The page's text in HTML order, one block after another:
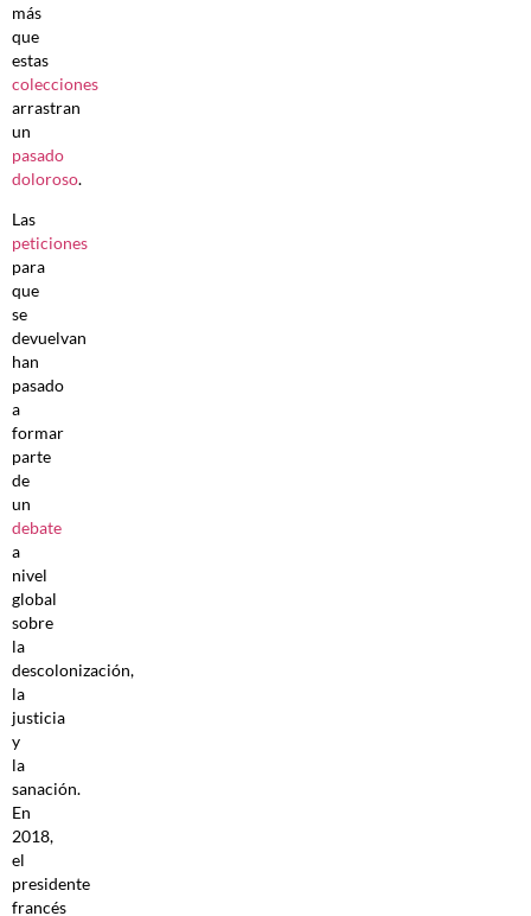
más
que
estas
colecciones
arrastran
un
pasado
doloroso.
Las
peticiones
para
que
se
devuelvan
han
pasado
a
formar
parte
de
un
debate
a
nivel
global
sobre
la
descolonización,
la
justicia
y
la
sanación.
En
2018,
el
presidente
francés